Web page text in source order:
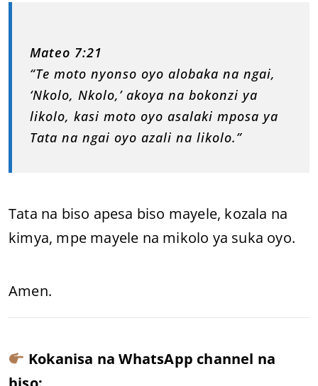
Mateo 7:21
“Te moto nyonso oyo alobaka na ngai,
‘Nkolo, Nkolo,’ akoya na bokonzi ya
likolo, kasi moto oyo asalaki mposa ya
Tata na ngai oyo azali na likolo.”
Tata na biso apesa biso mayele, kozala na
kimya, mpe mayele na mikolo ya suka oyo.
Amen.
Kokanisa na WhatsApp channel na